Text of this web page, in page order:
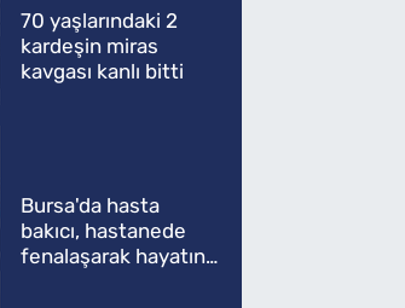
70 yaşlarındaki 2
kardeşin miras
kavgası kanlı bitti
Bursa'da hasta
bakıcı, hastanede
fenalaşarak hayatını